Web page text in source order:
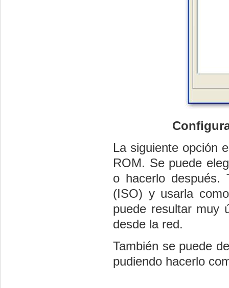
La siguiente opción
ROM. Se puede
o hacerlo después.
(ISO) y usarla
puede resultar muy
desde la red.
También se puede
pudiendo hacerlo